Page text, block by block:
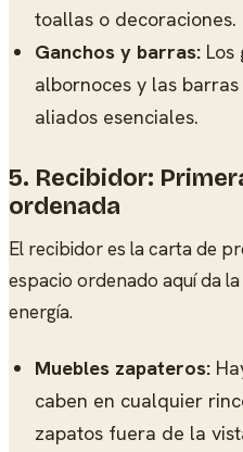
toallas o decoraciones.
Ganchos y barras:
albornoces y las
aliados esenciales.
5. Recibidor:
ordenada
El recibidor es la carta de
espacio ordenado aquí da
energía.
Muebles zapateros:
caben en cualquier
zapatos fuera de la